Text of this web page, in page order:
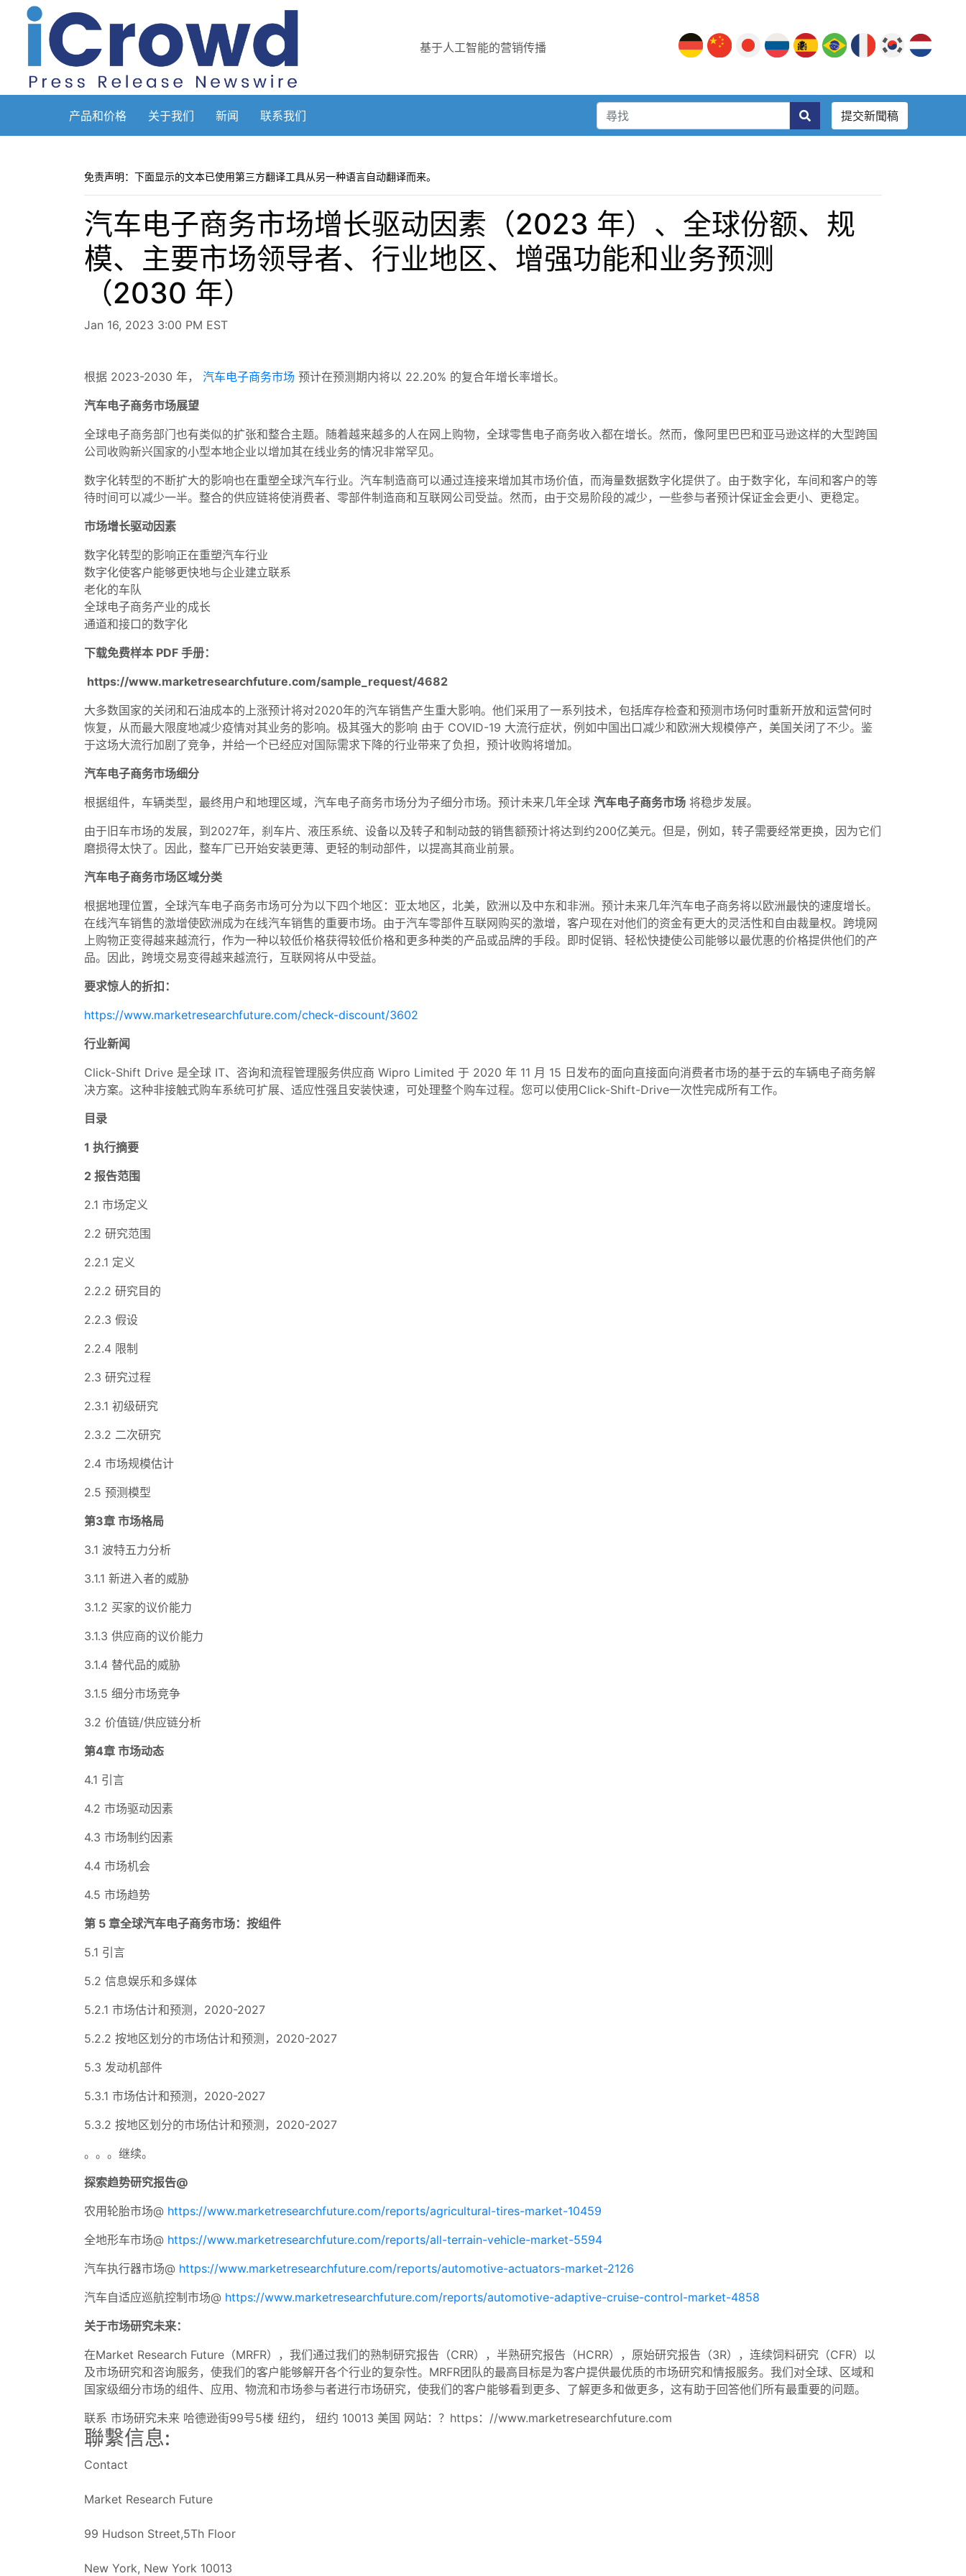
基于人工智能的营销传播
产品和价格 关于我们 新闻 联系我们 提交新聞稿
免责声明：下面显示的文本已使用第三方翻译工具从另一种语言自动翻译而来。
汽车电子商务市场增长驱动因素（2023 年）、全球份额、规
模、主要市场领导者、行业地区、增强功能和业务预测
（2030 年）
Jan 16, 2023 3:00 PM EST
根据 2023-2030 年， 汽车电子商务市场 预计在预测期内将以 22.20% 的复合年增长率增长。
汽车电子商务市场展望
全球电子商务部门也有类似的扩张和整合主题。随着越来越多的人在网上购物，全球零售电子商务收入都在增长。然而，像阿里巴巴和亚马逊这样的大型跨国
公司收购新兴国家的小型本地企业以增加其在线业务的情况非常罕见。
数字化转型的不断扩大的影响也在重塑全球汽车行业。汽车制造商可以通过连接来增加其市场价值，而海量数据数字化提供了。由于数字化，车间和客户的等
待时间可以减少一半。整合的供应链将使消费者、零部件制造商和互联网公司受益。然而，由于交易阶段的减少，一些参与者预计保证金会更小、更稳定。
市场增长驱动因素
数字化转型的影响正在重塑汽车行业
数字化使客户能够更快地与企业建立联系
老化的车队
全球电子商务产业的成长
通道和接口的数字化
下载免费样本 PDF 手册：
https://www.marketresearchfuture.com/sample_request/4682
大多数国家的关闭和石油成本的上涨预计将对2020年的汽车销售产生重大影响。他们采用了一系列技术，包括库存检查和预测市场何时重新开放和运营何时
恢复，从而最大限度地减少疫情对其业务的影响。极其强大的影响 由于 COVID-19 大流行症状，例如中国出口减少和欧洲大规模停产，美国关闭了不少。鉴
于这场大流行加剧了竞争，并给一个已经应对国际需求下降的行业带来了负担，预计收购将增加。
汽车电子商务市场细分
根据组件，车辆类型，最终用户和地理区域，汽车电子商务市场分为子细分市场。预计未来几年全球 汽车电子商务市场 将稳步发展。
由于旧车市场的发展，到2027年，刹车片、液压系统、设备以及转子和制动鼓的销售额预计将达到约200亿美元。但是，例如，转子需要经常更换，因为它们
磨损得太快了。因此，整车厂已开始安装更薄、更轻的制动部件，以提高其商业前景。
汽车电子商务市场区域分类
根据地理位置，全球汽车电子商务市场可分为以下四个地区：亚太地区，北美，欧洲以及中东和非洲。预计未来几年汽车电子商务将以欧洲最快的速度增长。
在线汽车销售的激增使欧洲成为在线汽车销售的重要市场。由于汽车零部件互联网购买的激增，客户现在对他们的资金有更大的灵活性和自由裁量权。跨境网
上购物正变得越来越流行，作为一种以较低价格获得较低价格和更多种类的产品或品牌的手段。即时促销、轻松快捷使公司能够以最优惠的价格提供他们的产
品。因此，跨境交易变得越来越流行，互联网将从中受益。
要求惊人的折扣：
https://www.marketresearchfuture.com/check-discount/3602
行业新闻
Click-Shift Drive 是全球 IT、咨询和流程管理服务供应商 Wipro Limited 于 2020 年 11 月 15 日发布的面向直接面向消费者市场的基于云的车辆电子商务解
决方案。这种非接触式购车系统可扩展、适应性强且安装快速，可处理整个购车过程。您可以使用Click-Shift-Drive一次性完成所有工作。
目录
1 执行摘要
2 报告范围
2.1 市场定义
2.2 研究范围
2.2.1 定义
2.2.2 研究目的
2.2.3 假设
2.2.4 限制
2.3 研究过程
2.3.1 初级研究
2.3.2 二次研究
2.4 市场规模估计
2.5 预测模型
第3章 市场格局
3.1 波特五力分析
3.1.1 新进入者的威胁
3.1.2 买家的议价能力
3.1.3 供应商的议价能力
3.1.4 替代品的威胁
3.1.5 细分市场竞争
3.2 价值链/供应链分析
第4章 市场动态
4.1 引言
4.2 市场驱动因素
4.3 市场制约因素
4.4 市场机会
4.5 市场趋势
第 5 章全球汽车电子商务市场：按组件
5.1 引言
5.2 信息娱乐和多媒体
5.2.1 市场估计和预测，2020-2027
5.2.2 按地区划分的市场估计和预测，2020-2027
5.3 发动机部件
5.3.1 市场估计和预测，2020-2027
5.3.2 按地区划分的市场估计和预测，2020-2027
。。。继续。
探索趋势研究报告@
农用轮胎市场@ https://www.marketresearchfuture.com/reports/agricultural-tires-market-10459
全地形车市场@ https://www.marketresearchfuture.com/reports/all-terrain-vehicle-market-5594
汽车执行器市场@ https://www.marketresearchfuture.com/reports/automotive-actuators-market-2126
汽车自适应巡航控制市场@ https://www.marketresearchfuture.com/reports/automotive-adaptive-cruise-control-market-4858
关于市场研究未来：
在Market Research Future（MRFR），我们通过我们的熟制研究报告（CRR），半熟研究报告（HCRR），原始研究报告（3R），连续饲料研究（CFR）以
及市场研究和咨询服务，使我们的客户能够解开各个行业的复杂性。MRFR团队的最高目标是为客户提供最优质的市场研究和情报服务。我们对全球、区域和
国家级细分市场的组件、应用、物流和市场参与者进行市场研究，使我们的客户能够看到更多、了解更多和做更多，这有助于回答他们所有最重要的问题。
联系 市场研究未来 哈德逊街99号5楼 纽约， 纽约 10013 美国 网站：？https：//www.marketresearchfuture.com
聯繫信息:
Contact
Market Research Future
99 Hudson Street,5Th Floor
New York, New York 10013